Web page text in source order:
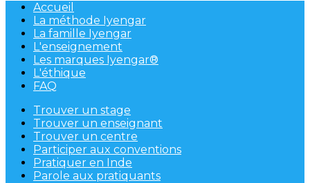
Accueil
La méthode Iyengar
La famille Iyengar
L'enseignement
Les marques Iyengar®
L'éthique
FAQ
Trouver un stage
Trouver un enseignant
Trouver un centre
Participer aux conventions
Pratiquer en Inde
Parole aux pratiquants